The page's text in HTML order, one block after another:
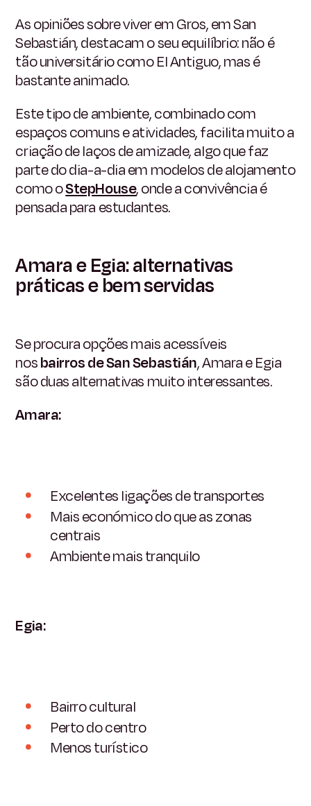
As opiniões sobre viver em Gros, em San
Sebastián, destacam o seu equilíbrio: não é
tão universitário como El Antiguo, mas é
bastante animado.
Este tipo de ambiente, combinado com
espaços comuns e atividades, facilita muito a
criação de laços de amizade, algo que faz
parte do dia-a-dia em modelos de alojamento
como oStepHouse, onde a convivência é
pensada para estudantes.
Amara e Egia: alternativas
práticas e bem servidas
Se procura opções mais acessíveis
nosbairros de San Sebastián, Amara e Egia
são duas alternativas muito interessantes.
Amara:
Excelentes ligações de transportes
Mais económico do que as zonas
centrais
Ambiente mais tranquilo
Egia:
Bairro cultural
Perto do centro
Menos turístico